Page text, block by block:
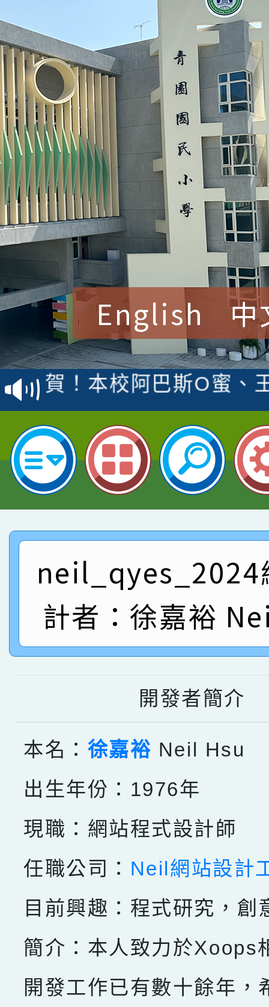
English 中
賀！本校參加桃園市中
賽 洪綺君教師榮獲社
賀！本校阿巴斯O蜜、
倩參加桃園市科展 國
名 指導老師王老師、
賀！本校四年二班張O
園市英語競賽國小朗讀
指導老師林老師
賀！本校參加桃園市中
賽 劉文瑛教師榮獲教
臺灣台語-第二名
賀！本校參與2026世
市賽榮獲科學小創客佳
創客第三名。
賀！本校參加桃園市中
賽 洪綺君教師榮獲社
名
賀！本校阿巴斯O蜜、
倩參加桃園市科展 國
名 指導老師王老師、
賀！本校四年二班張O
園市英語競賽國小朗讀
指導老師林老師
賀！本校參加桃園市中
賽 劉文瑛教師榮獲教
臺灣台語-第二名
賀！本校參與2026世
市賽榮獲科學小創客佳
neil_qyes_2024
計者：徐嘉裕
開發者簡介
本名： 徐嘉裕 Neil Hsu
出生年份：1976年
現職：網站程式設計師
任職公司： Neil網站設計
目前興趣：程式研究，創
簡介：本人致力於Xoops
開發工作已有數十餘年，